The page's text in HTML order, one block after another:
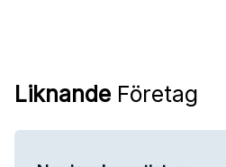
Liknande Företag